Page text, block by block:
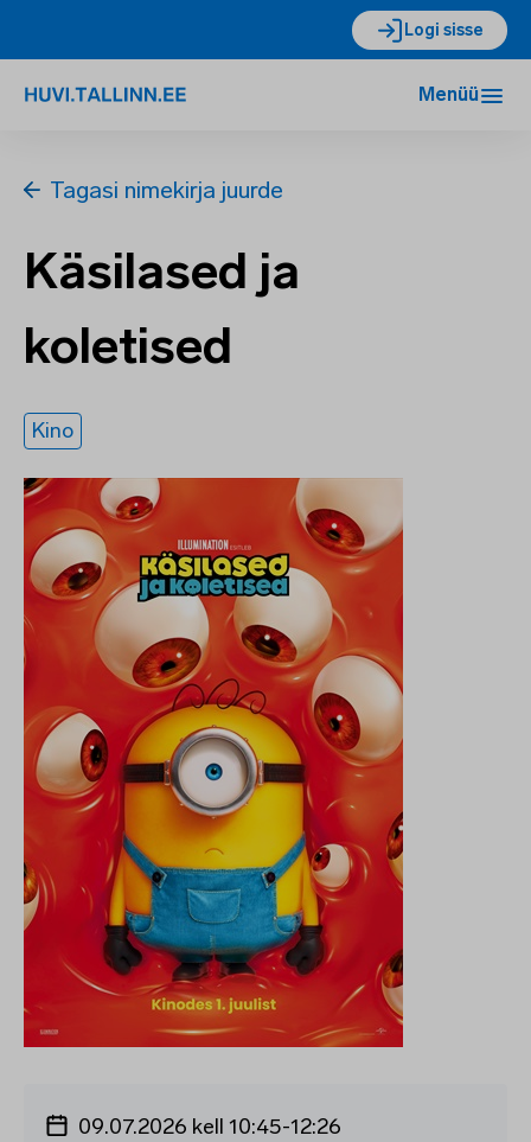
Logi sisse
Menüü
Tagasi nimekirja juurde
Käsilased ja
koletised
Kino
09.07.2026 kell 10:45-12:26